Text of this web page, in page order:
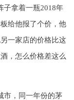
子拿着一瓶2018年
给他报了个价，他
一家店的价格比这
，怎么价格差这么
市，同一年份的茅